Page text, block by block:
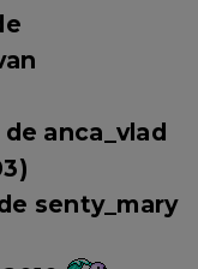
anca_vlad
senty_mary